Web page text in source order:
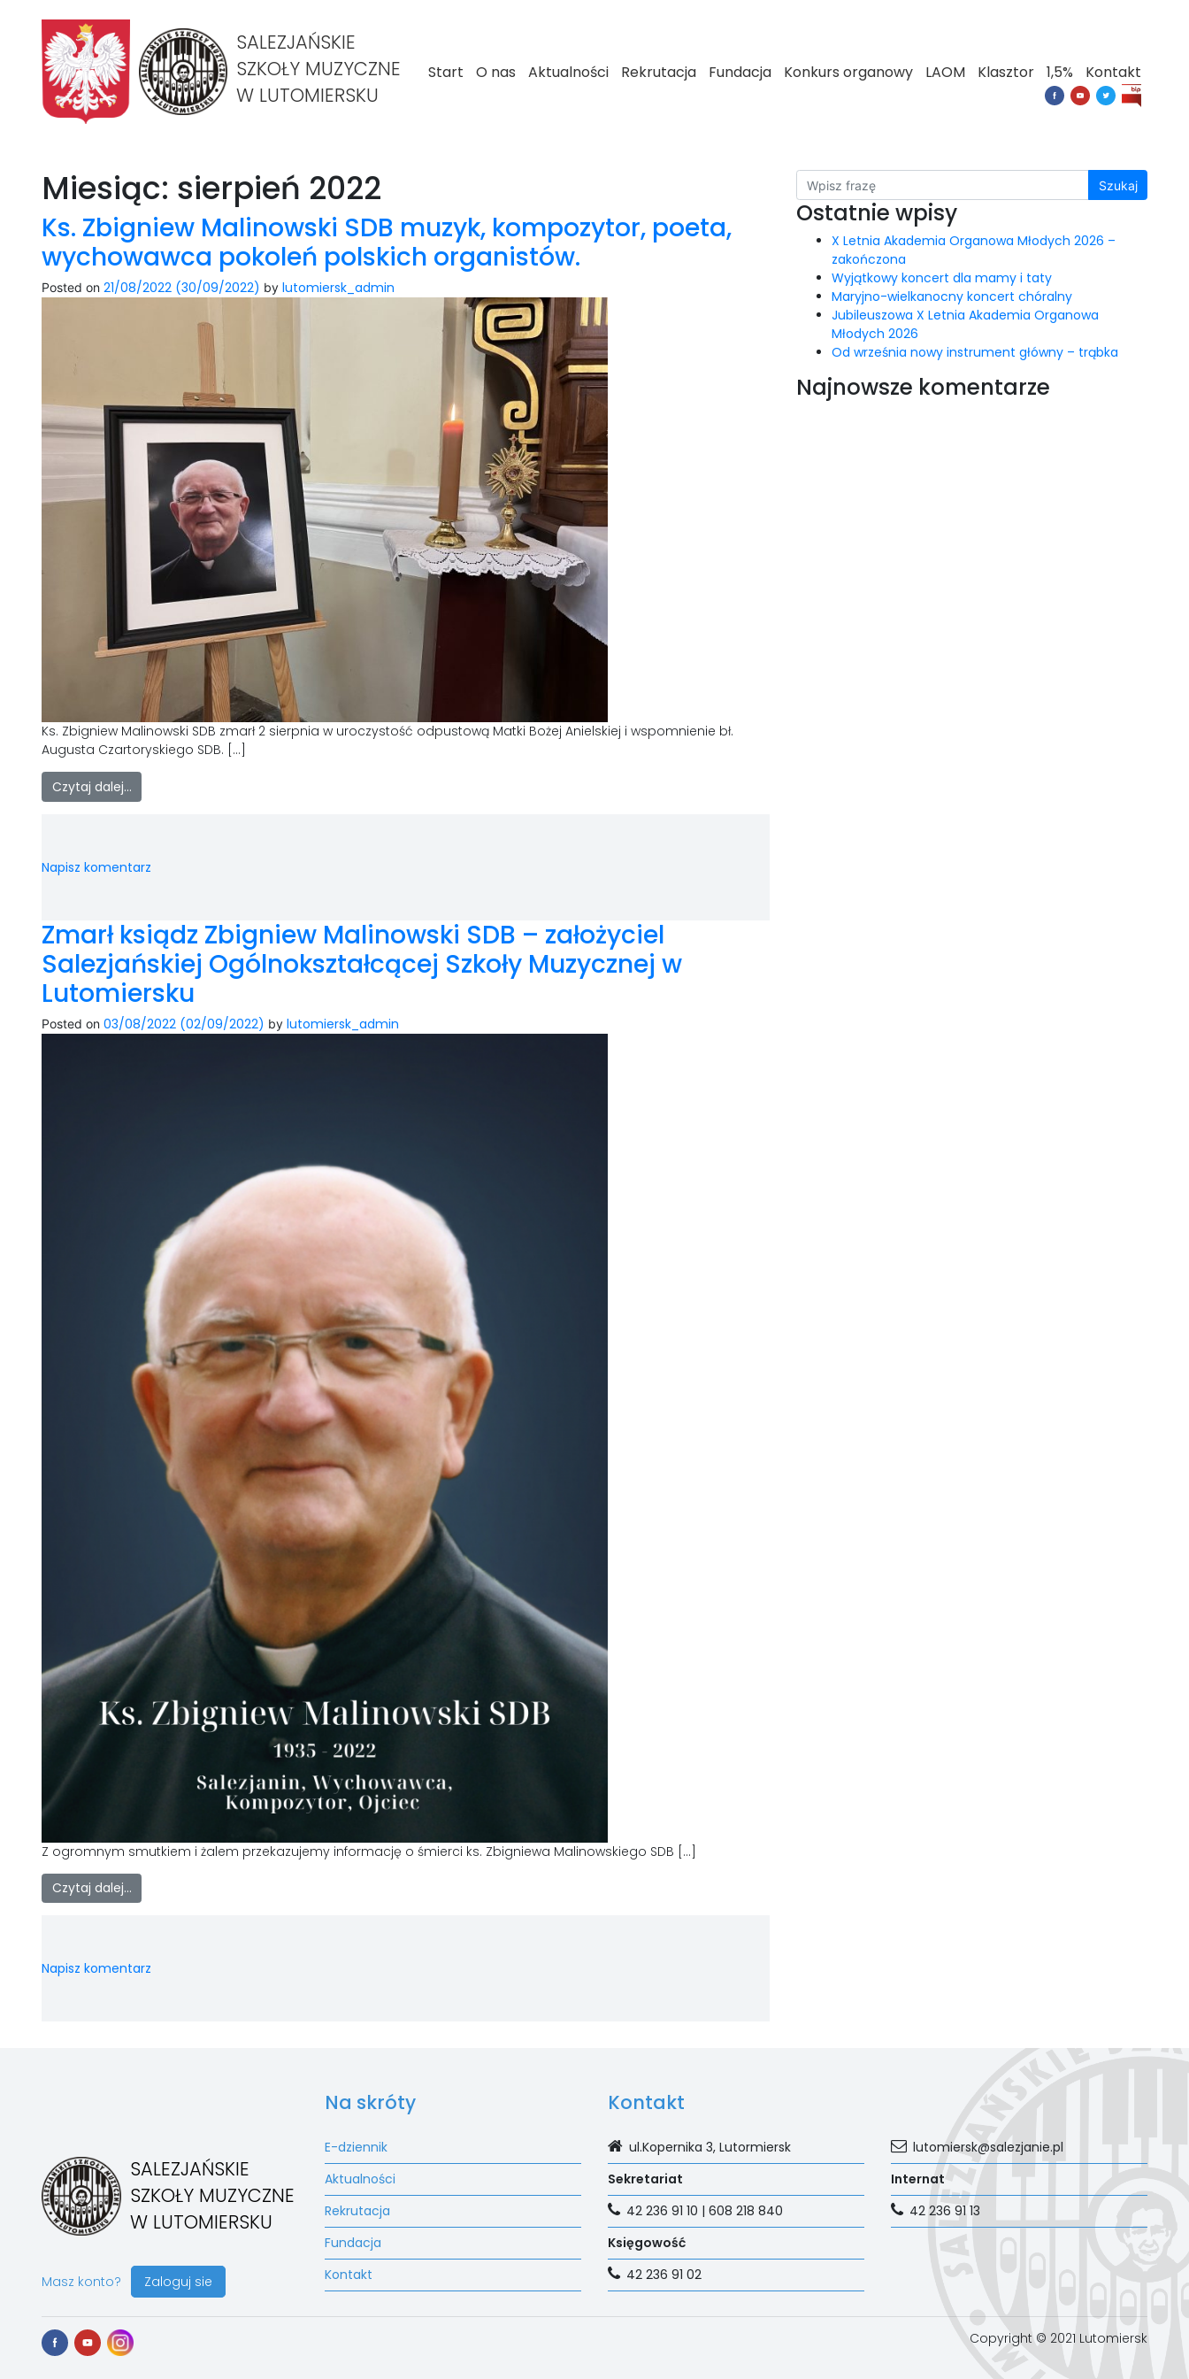
SALEZJAŃSKIE
SZKOŁY MUZYCZNE
W LUTOMIERSKU
Start O nas Aktualności Rekrutacja Fundacja Konkurs organowy LAOM Klasztor 1,5% Kontakt
Miesiąc: sierpień 2022
Ks. Zbigniew Malinowski SDB muzyk, kompozytor, poeta,
wychowawca pokoleń polskich organistów.
Posted on 21/08/2022 (30/09/2022) by lutomiersk_admin
Ks. Zbigniew Malinowski SDB zmarł 2 sierpnia w uroczystość odpustową Matki Bożej Anielskiej i wspomnienie bł.
Augusta Czartoryskiego SDB. […]
Czytaj dalej…
Napisz komentarz
Zmarł ksiądz Zbigniew Malinowski SDB – założyciel
Salezjańskiej Ogólnokształcącej Szkoły Muzycznej w
Lutomiersku
Posted on 03/08/2022 (02/09/2022) by lutomiersk_admin
Z ogromnym smutkiem i żalem przekazujemy informację o śmierci ks. Zbigniewa Malinowskiego SDB […]
Czytaj dalej…
Napisz komentarz
Szukaj
Ostatnie wpisy
X Letnia Akademia Organowa Młodych 2026 –
zakończona
Wyjątkowy koncert dla mamy i taty
Maryjno-wielkanocny koncert chóralny
Jubileuszowa X Letnia Akademia Organowa
Młodych 2026
Od września nowy instrument główny – trąbka
Najnowsze komentarze
SALEZJAŃSKIE
SZKOŁY MUZYCZNE
W LUTOMIERSKU
Masz konto? Zaloguj sie
Na skróty
E-dziennik
Aktualności
Rekrutacja
Fundacja
Kontakt
Kontakt
ul.Kopernika 3, Lutormiersk
Sekretariat
42 236 91 10 | 608 218 840
Księgowość
42 236 91 02
lutomiersk@salezjanie.pl
Internat
42 236 91 13
Copyright © 2021 Lutomiersk